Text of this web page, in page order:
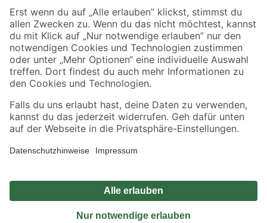
Sicher einkaufen
Jetzt die toom-App herunterladen
Alle Preisangaben in EUR inkl. gesetzl. MwSt.. Die dargestellten Angebote sind unter
Umständen nicht in allen Märkten verfügbar. Die angegebenen Verfügbarkeiten beziehen
Produkte nur solange der Vorrat reicht.
*Paketversand ab 59 € versandkostenfrei, gilt nicht für Artikel mit Speditionsversand, hier
Privatsphäre Impressum
Nutzungsbedingungen
Widerrufsrecht
Vertrag widerrufen